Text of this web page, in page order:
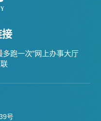
多跑一次”网上办事大厅
号